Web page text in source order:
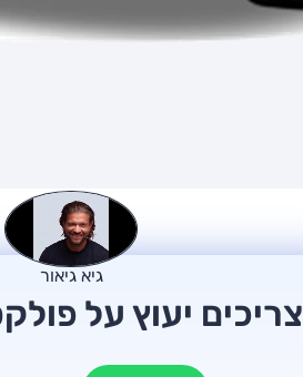
גיא גיאור
צריכים יעוץ על